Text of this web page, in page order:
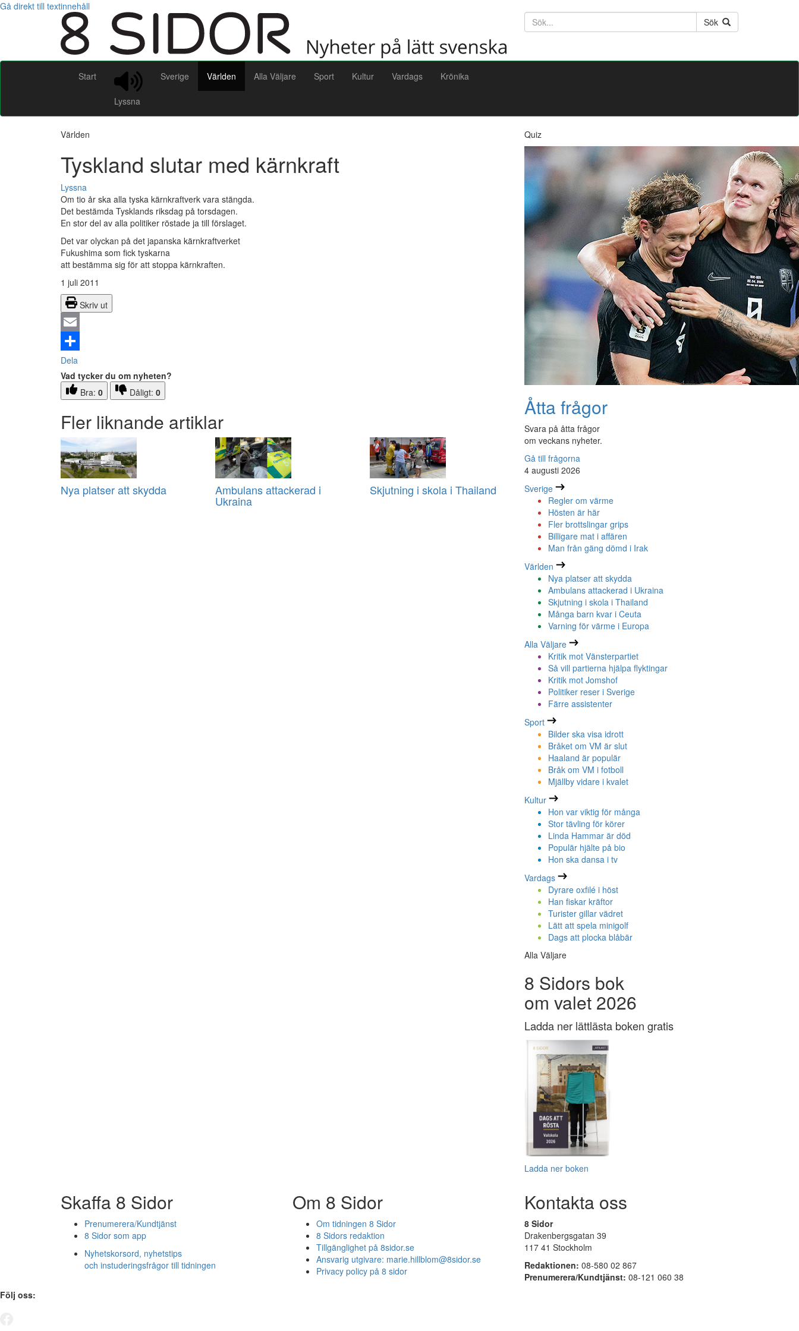
Gå direkt till textinnehåll
Söktext
Sök
Start
Lyssna
Sverige Världen Alla Väljare Sport Kultur Vardags Krönika
Världen
Tyskland slutar med kärnkraft
Lyssna
Om tio år ska alla tyska kärnkraftverk vara stängda.
Det bestämda Tysklands riksdag på torsdagen.
En stor del av alla politiker röstade ja till förslaget.
Det var olyckan på det japanska kärnkraftverket
Fukushima som fick tyskarna
att bestämma sig för att stoppa kärnkraften.
1 juli 2011
Skriv ut
Email
Dela
Vad tycker du om nyheten?
Bra: 0 Dåligt: 0
Fler liknande artiklar
Nya platser att skydda Ambulans attackerad i
Ukraina
Skjutning i skola i Thailand
Quiz
Åtta frågor
Svara på åtta frågor
om veckans nyheter.
Gå till frågorna
4 augusti 2026
Sverige
Regler om värme
Hösten är här
Fler brottslingar grips
Billigare mat i affären
Man från gäng dömd i Irak
Världen
Nya platser att skydda
Ambulans attackerad i Ukraina
Skjutning i skola i Thailand
Många barn kvar i Ceuta
Varning för värme i Europa
Alla Väljare
Kritik mot Vänsterpartiet
Så vill partierna hjälpa flyktingar
Kritik mot Jomshof
Politiker reser i Sverige
Färre assistenter
Sport
Bilder ska visa idrott
Bråket om VM är slut
Haaland är populär
Bråk om VM i fotboll
Mjällby vidare i kvalet
Kultur
Hon var viktig för många
Stor tävling för körer
Linda Hammar är död
Populär hjälte på bio
Hon ska dansa i tv
Vardags
Dyrare oxfilé i höst
Han fiskar kräftor
Turister gillar vädret
Lätt att spela minigolf
Dags att plocka blåbär
Alla Väljare
8 Sidors bok
om valet 2026
Ladda ner lättlästa boken gratis
Ladda ner boken
Skaffa 8 Sidor
Prenumerera/Kundtjänst
8 Sidor som app
Nyhetskorsord, nyhetstips
och instuderingsfrågor till tidningen
Om 8 Sidor
Om tidningen 8 Sidor
8 Sidors redaktion
Tillgänglighet på 8sidor.se
Ansvarig utgivare: marie.hillblom@8sidor.se
Privacy policy på 8 sidor
Kontakta oss
8 Sidor
Drakenbergsgatan 39
117 41 Stockholm
Redaktionen: 08-580 02 867
Prenumerera/Kundtjänst: 08-121 060 38
Följ oss: